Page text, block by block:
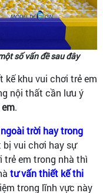
số vấn đề sau đây
kế khu vui chơi trẻ em
nội thất cần lưu ý
.
trời hay trong
vui chơi hay sự
trẻ em trong nhà thì
tư vấn thiết kế thi
trong lĩnh vực này